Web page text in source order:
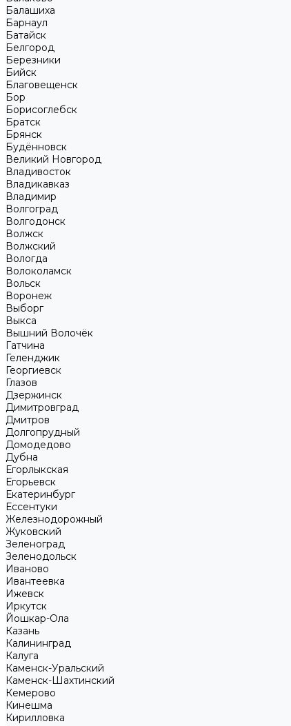
Балашиха
Барнаул
Батайск
Белгород
Березники
Бийск
Благовещенск
Бор
Борисоглебск
Братск
Брянск
Будённовск
Великий Новгород
Владивосток
Владикавказ
Владимир
Волгоград
Волгодонск
Волжск
Волжский
Вологда
Волоколамск
Вольск
Воронеж
Выборг
Выкса
Вышний Волочёк
Гатчина
Геленджик
Георгиевск
Глазов
Дзержинск
Димитровград
Дмитров
Долгопрудный
Домодедово
Дубна
Егорлыкская
Егорьевск
Екатеринбург
Ессентуки
Железнодорожный
Жуковский
Зеленоград
Зеленодольск
Иваново
Ивантеевка
Ижевск
Иркутск
Йошкар-Ола
Казань
Калининград
Калуга
Каменск-Уральский
Каменск-Шахтинский
Кемерово
Кинешма
Кирилловка